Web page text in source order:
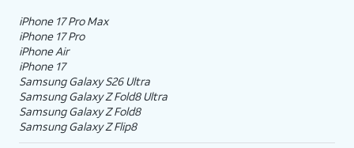
iPhone 17 Pro Max
iPhone 17 Pro
iPhone Air
iPhone 17
Samsung Galaxy S26 Ultra
Samsung Galaxy Z Fold8 Ultra
Samsung Galaxy Z Fold8
Samsung Galaxy Z Flip8